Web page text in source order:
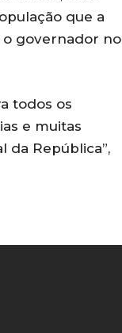
que a
o governador no
todos os
e muitas
da República”,